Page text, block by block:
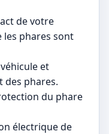
de votre
les phares sont
et
des phares.
du phare
électrique de